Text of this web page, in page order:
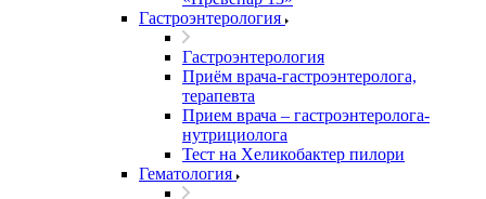
Гастроэнтерология
Гастроэнтерология
Приём врача-гастроэнтеролога,
терапевта
Прием врача – гастроэнтеролога-
нутрициолога
Тест на Хеликобактер пилори
Гематология